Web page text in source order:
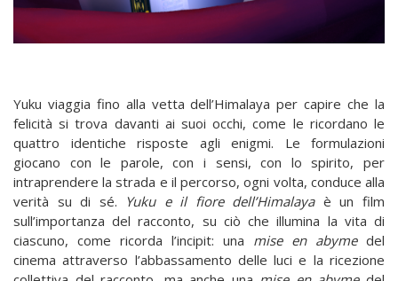
Yuku viaggia fino alla vetta dell’Himalaya per capire che la
felicità si trova davanti ai suoi occhi, come le ricordano le
quattro identiche risposte agli enigmi. Le formulazioni
giocano con le parole, con i sensi, con lo spirito, per
intraprendere la strada e il percorso, ogni volta, conduce alla
verità su di sé. Yuku e il fiore dell’Himalaya è un film
sull’importanza del racconto, su ciò che illumina la vita di
ciascuno, come ricorda l’incipit: una mise en abymedel
cinema attraverso l’abbassamento delle luci e la ricezione